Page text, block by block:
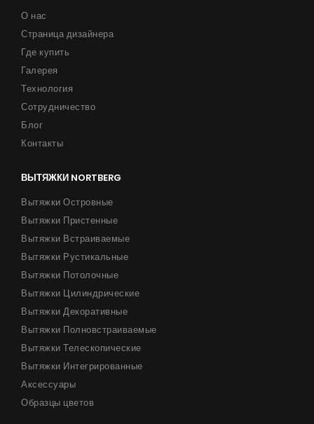
О нас
Страница дизайнера
Где купить
Галерея
Технология
Сотрудничество
Блог
Контакты
ВЫТЯЖКИ NORTBERG
Вытяжки Островные
Вытяжки Пристенные
Вытяжки Встраиваемые
Вытяжки Рустикальные
Вытяжки Потолочные
Вытяжки Цилиндрические
Вытяжки Декоративные
Вытяжки Полновстраиваемые
Вытяжки Телескопические
Вытяжки Интегрированные
Аксессуары
Образцы цветов